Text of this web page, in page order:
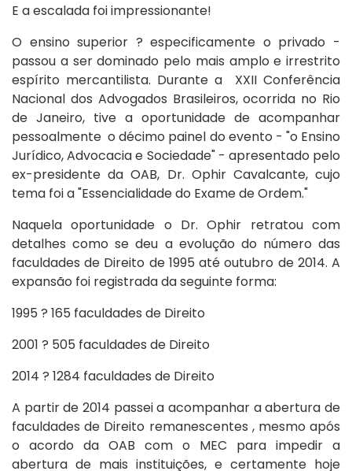
E a escalada foi impressionante!
O ensino superior ? especificamente o privado -
passou a ser dominado pelo mais amplo e irrestrito
espírito mercantilista. Durante a XXII Conferência
Nacional dos Advogados Brasileiros, ocorrida no Rio
de Janeiro, tive a oportunidade de acompanhar
pessoalmente o décimo painel do evento - "o Ensino
Jurídico, Advocacia e Sociedade" - apresentado pelo
ex-presidente da OAB, Dr. Ophir Cavalcante, cujo
tema foi a "Essencialidade do Exame de Ordem."
Naquela oportunidade o Dr. Ophir retratou com
detalhes como se deu a evolução do número das
faculdades de Direito de 1995 até outubro de 2014. A
expansão foi registrada da seguinte forma:
1995 ? 165 faculdades de Direito
2001 ? 505 faculdades de Direito
2014 ? 1284 faculdades de Direito
A partir de 2014 passei a acompanhar a abertura de
faculdades de Direito remanescentes , mesmo após
o acordo da OAB com o MEC para impedir a
abertura de mais instituições, e certamente hoje